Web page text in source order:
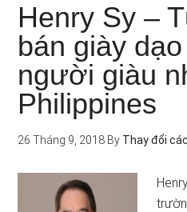
Henry Sy –
bán giày
người giàu
Philippines
26 Tháng 9, 2018 By Thay đổi